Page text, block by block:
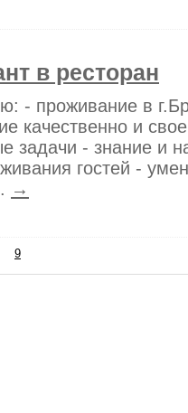
в ресторан
- проживание в
качественно и
задачи - знание и
гостей -
→
9